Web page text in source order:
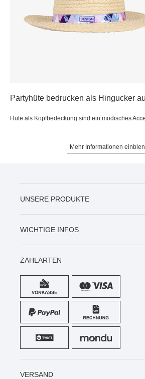
Partyhüte bedrucken als Hingucker
Hüte als Kopfbedeckung sind ein modisches
Mehr Informationen
UNSERE PRODUKTE
WICHTIGE INFOS
ZAHLARTEN
VERSAND